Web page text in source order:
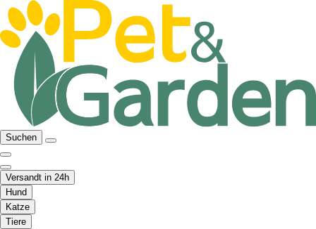
Suchen
Versandt in 24h
Hund
Katze
Tiere